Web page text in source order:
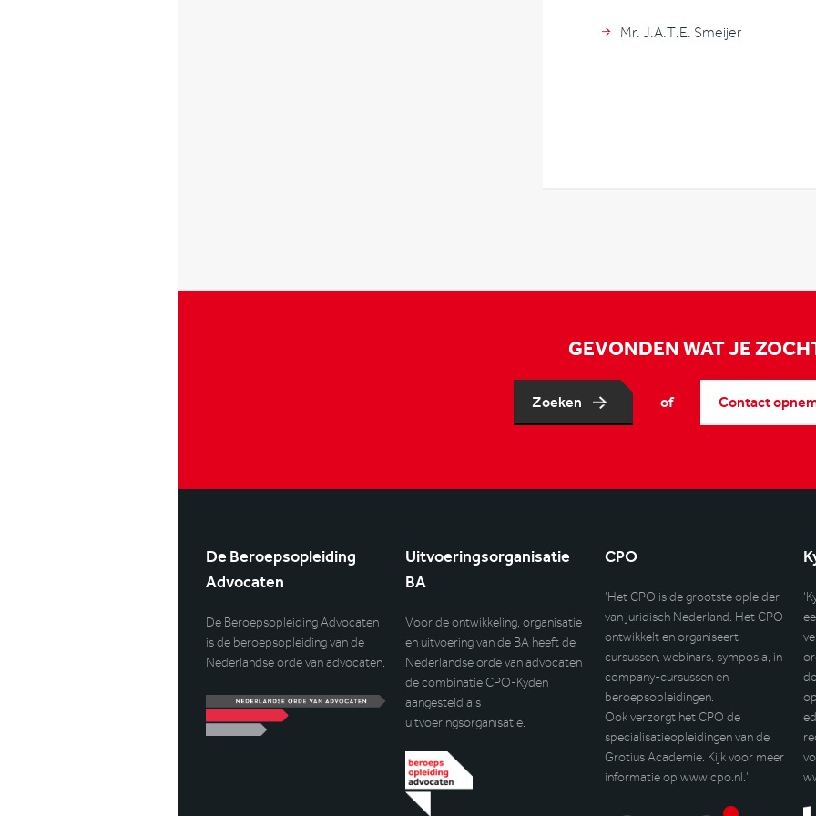
Mr. J.A.T.E. Smeijer
GEVONDEN WAT JE
Zoeken of Contact
De Beroepsopleiding
Advocaten
De Beroepsopleiding Advocaten
is de beroepsopleiding van de
Nederlandse orde van advocaten.
Uitvoeringsorganisatie
BA
Voor de ontwikkeling, organisatie
en uitvoering van de BA heeft de
Nederlandse orde van advocaten
de combinatie CPO-Kyden
aangesteld als
uitvoeringsorganisatie.
CPO
‘Het CPO is de grootste opleider
van juridisch Nederland. Het CPO
ontwikkelt en organiseert
cursussen, webinars, symposia, in
company-cursussen en
beroepsopleidingen.
Ook verzorgt het CPO de
specialisatieopleidingen van de
Grotius Academie. Kijk voor meer
informatie op www.cpo.nl.’